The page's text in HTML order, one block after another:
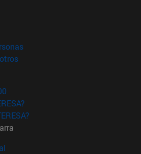
nueva ventana)
(abre en nueva ventana)
(abre en nueva ventana)